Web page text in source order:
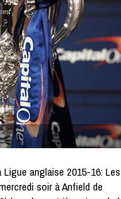
anglaise 2015-16: Les
soir à Anfield de